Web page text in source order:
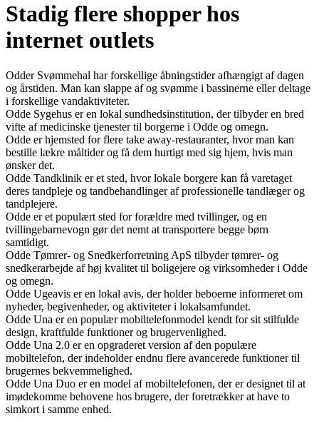
Stadig flere shopper hos
internet outlets
Odder Svømmehal har forskellige åbningstider afhængigt af dagen
og årstiden. Man kan slappe af og svømme i bassinerne eller deltage
i forskellige vandaktiviteter.
Odde Sygehus er en lokal sundhedsinstitution, der tilbyder en bred
vifte af medicinske tjenester til borgerne i Odde og omegn.
Odde er hjemsted for flere take away-restauranter, hvor man kan
bestille lækre måltider og få dem hurtigt med sig hjem, hvis man
ønsker det.
Odde Tandklinik er et sted, hvor lokale borgere kan få varetaget
deres tandpleje og tandbehandlinger af professionelle tandlæger og
tandplejere.
Odde er et populært sted for forældre med tvillinger, og en
tvillingebarnevogn gør det nemt at transportere begge børn
samtidigt.
Odde Tømrer- og Snedkerforretning ApS tilbyder tømrer- og
snedkerarbejde af høj kvalitet til boligejere og virksomheder i Odde
og omegn.
Odde Ugeavis er en lokal avis, der holder beboerne informeret om
nyheder, begivenheder, og aktiviteter i lokalsamfundet.
Odde Una er en populær mobiltelefonmodel kendt for sit stilfulde
design, kraftfulde funktioner og brugervenlighed.
Odde Una 2.0 er en opgraderet version af den populære
mobiltelefon, der indeholder endnu flere avancerede funktioner til
brugernes bekvemmelighed.
Odde Una Duo er en model af mobiltelefonen, der er designet til at
imødekomme behovene hos brugere, der foretrækker at have to
simkort i samme enhed.